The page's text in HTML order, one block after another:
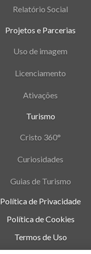
Relatório Social
Projetos e Parcerias
Uso de imagem
Licenciamento
Ativações
Turismo
Cristo 360°
Curiosidades
Guias de Turismo
Política de Privacidade
Política de Cookies
Termos de Uso